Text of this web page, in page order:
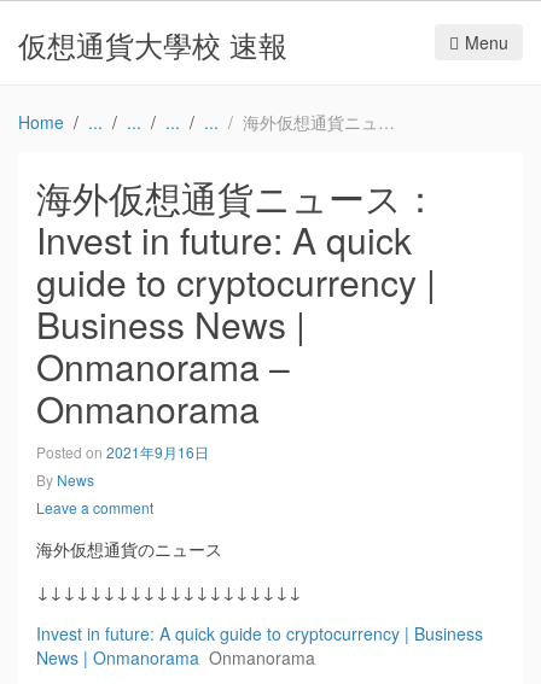
仮想通貨大學校 速報 Menu
Home 海外仮想通貨ニュース：Invest in future: A quick guide to cryptocurrency | Business News | Onmanorama – Onmanorama
海外仮想通貨ニュース：
Invest in future: A quick
guide to cryptocurrency |
Business News |
Onmanorama –
Onmanorama
Posted on 2021年9月16日
By News
Leave a comment
海外仮想通貨のニュース
↓↓↓↓↓↓↓↓↓↓↓↓↓↓↓↓↓↓↓↓
Invest in future: A quick guide to cryptocurrency | Business
News | Onmanorama Onmanorama